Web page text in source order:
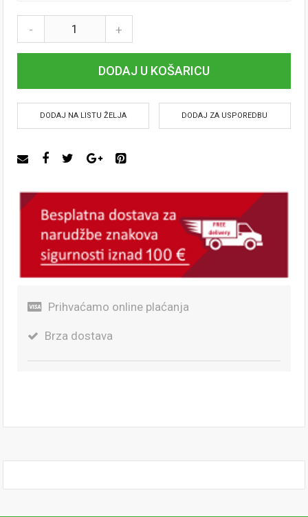
- +
DODAJ U KOŠARICU
DODAJ NA LISTU ŽELJA DODAJ ZA USPOREDBU
Prihvaćamo online plaćanja
Brza dostava